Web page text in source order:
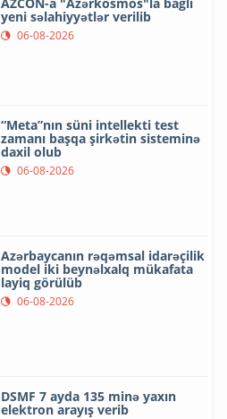
yeni səlahiyyətlər verilib
06-08-2026
“Meta”nın süni intellekti test
zamanı başqa şirkətin sisteminə
daxil olub
06-08-2026
Azərbaycanın rəqəmsal idarəçilik
model iki beynəlxalq mükafata
layiq görülüb
06-08-2026
DSMF 7 ayda 135 minə yaxın
elektron arayış verib